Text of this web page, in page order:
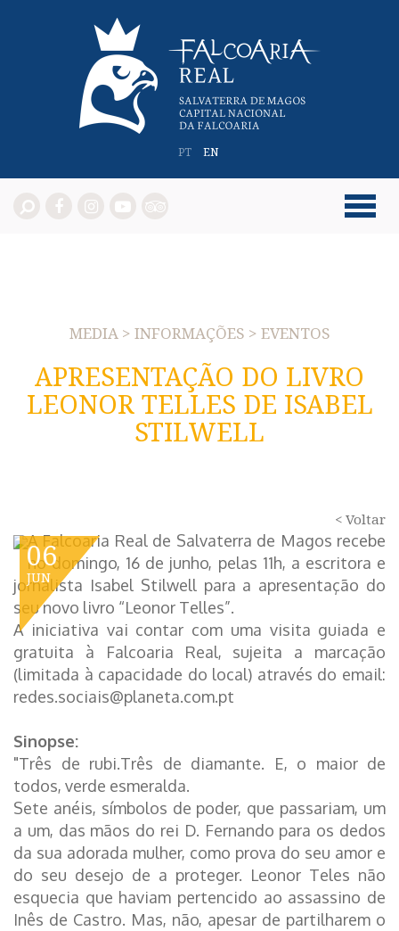
PT EN
MEDIA > INFORMAÇÕES > EVENTOS
APRESENTAÇÃO DO LIVRO
LEONOR TELLES DE ISABEL
STILWELL
< Voltar
06
JUN
A Falcoaria Real de Salvaterra de Magos recebe
no domingo, 16 de junho, pelas 11h, a escritora e
jornalista Isabel Stilwell para a apresentação do
seu novo livro “Leonor Telles”.
A iniciativa vai contar com uma visita guiada e
gratuita à Falcoaria Real, sujeita a marcação
(limitada à capacidade do local) através do email:
redes.sociais@planeta.com.pt
Sinopse:
"Três de rubi.Três de diamante. E, o maior de
todos, verde esmeralda.
Sete anéis, símbolos de poder, que passariam, um
a um, das mãos do rei D. Fernando para os dedos
da sua adorada mulher, como prova do seu amor e
do seu desejo de a proteger. Leonor Teles não
esquecia que haviam pertencido ao assassino de
Inês de Castro. Mas, não, apesar de partilharem o